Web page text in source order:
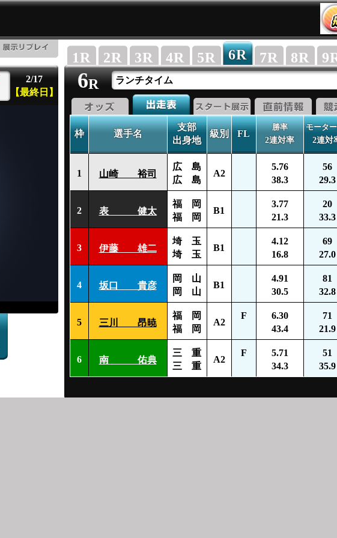
2/17
【最終日】
1R 2R 3R 4R 5R 6R 7R 8R 9
6R ランチタイム
枠 選手名
支部
出身地
級別 FL
勝率
2連対率
モータ
2連対
1 山崎 裕司
広 島
広 島
A2
5.76
38.3
56
29.3
2 表 健太
福 岡
福 岡
B1
3.77
21.3
20
33.3
3 伊藤 雄二
埼 玉
埼 玉
B1
4.12
16.8
69
27.0
4 坂口 貴彦
岡 山
岡 山
B1
4.91
30.5
81
32.8
5 三川 昂暁
福 岡
福 岡
A2
F
6.30
43.4
71
21.9
6 南 佑典
三 重
三 重
A2
F
5.71
34.3
51
35.9